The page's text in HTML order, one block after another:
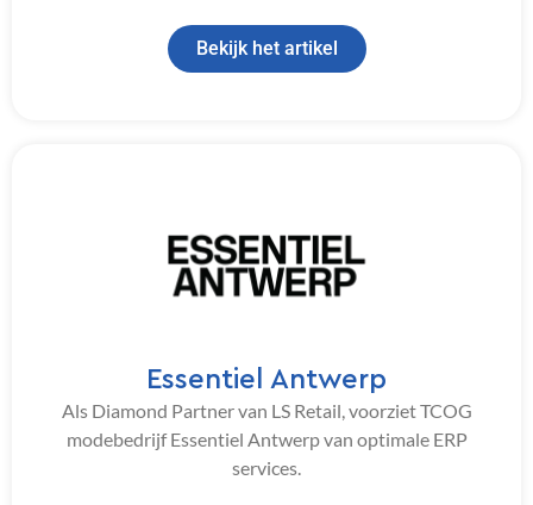
Bekijk het artikel
Essentiel Antwerp
Als Diamond Partner van LS Retail, voorziet TCOG
modebedrijf Essentiel Antwerp van optimale ERP
services.